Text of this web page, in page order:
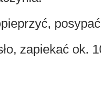
posypać
zapiekać ok.